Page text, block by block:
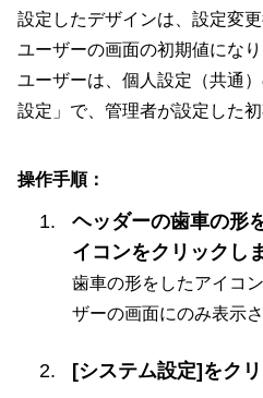
設定したデザインは、設定変
ユーザーの画面の初期値になり
ユーザーは、個人設定（共通
設定」で、管理者が設定した
操作手順：
ヘッダーの歯車の形
イコンをクリックし
歯車の形をしたアイコ
ザーの画面にのみ表示さ
[システム設定]をクリ